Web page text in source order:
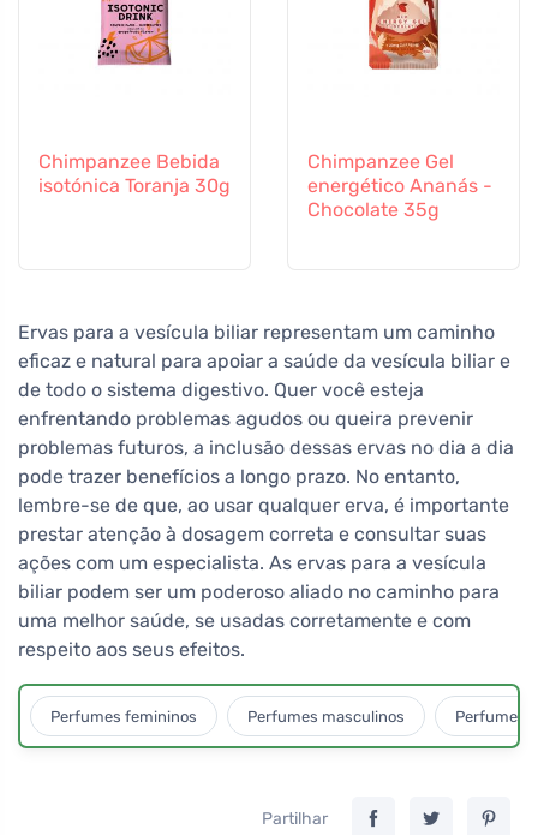
Chimpanzee Bebida
isotónica Toranja 30g
Chimpanzee Gel
energético Ananás -
Chocolate 35g
Ervas para a vesícula biliar representam um caminho
eficaz e natural para apoiar a saúde da vesícula biliar e
de todo o sistema digestivo. Quer você esteja
enfrentando problemas agudos ou queira prevenir
problemas futuros, a inclusão dessas ervas no dia a dia
pode trazer benefícios a longo prazo. No entanto,
lembre-se de que, ao usar qualquer erva, é importante
prestar atenção à dosagem correta e consultar suas
ações com um especialista. As ervas para a vesícula
biliar podem ser um poderoso aliado no caminho para
uma melhor saúde, se usadas corretamente e com
respeito aos seus efeitos.
Perfumes femininos Perfumes masculinos Perfumes
Partilhar